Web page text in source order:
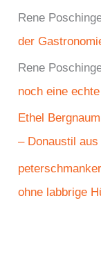
Rene
der
Rene
noch eine
Ethel Bergnaum
– Donaustil
ohne labbrige